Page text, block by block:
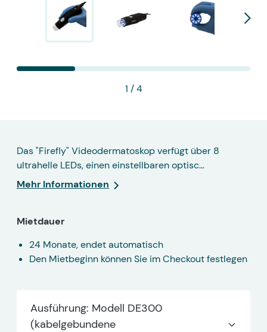
1 / 4
Das "Firefly" Videodermatoskop verfügt über 8
ultrahelle LEDs, einen einstellbaren optisc…
Mehr Informationen
Mietdauer
24 Monate, endet automatisch
Den Mietbeginn können Sie im Checkout festlegen
Ausführung: Modell DE300
(kabelgebundene